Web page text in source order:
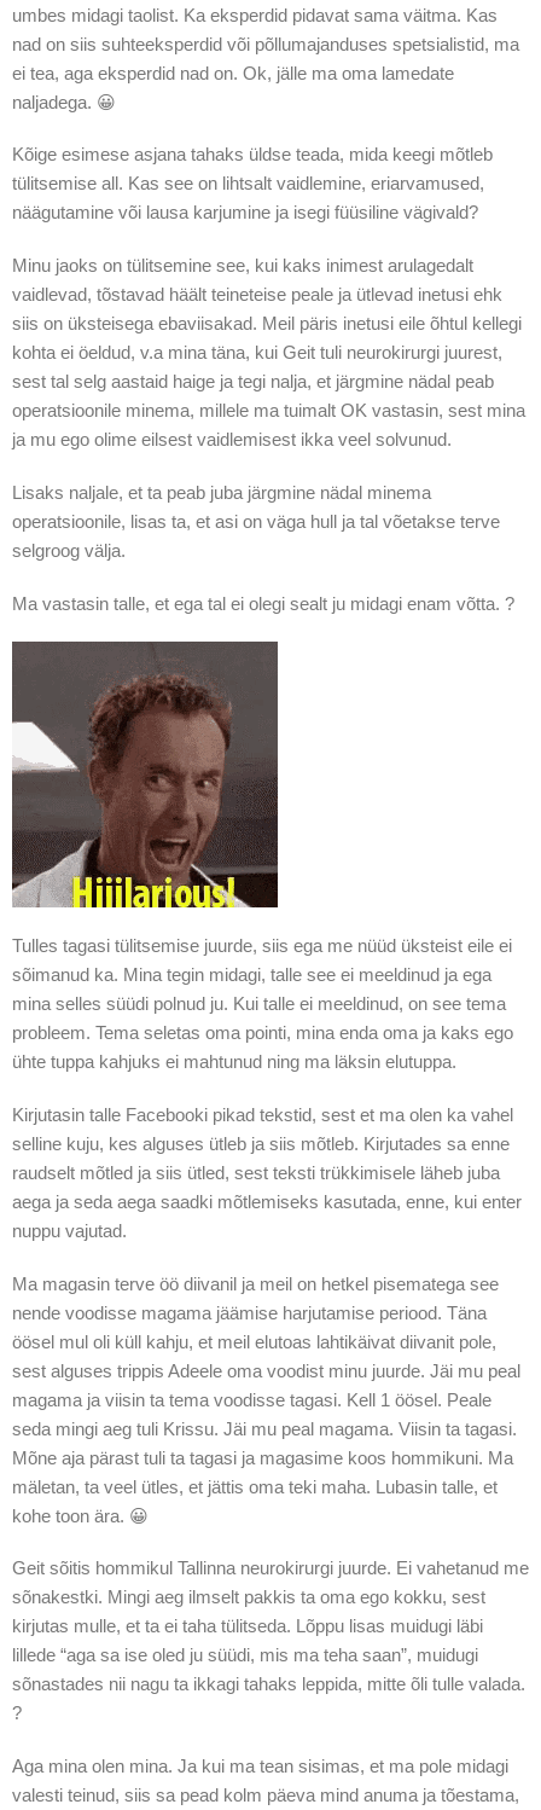
umbes midagi taolist. Ka eksperdid pidavat sama väitma. Kas
nad on siis suhteeksperdid või põllumajanduses spetsialistid, ma
ei tea, aga eksperdid nad on. Ok, jälle ma oma lamedate
naljadega. 😀
Kõige esimese asjana tahaks üldse teada, mida keegi mõtleb
tülitsemise all. Kas see on lihtsalt vaidlemine, eriarvamused,
näägutamine või lausa karjumine ja isegi füüsiline vägivald?
Minu jaoks on tülitsemine see, kui kaks inimest arulagedalt
vaidlevad, tõstavad häält teineteise peale ja ütlevad inetusi ehk
siis on üksteisega ebaviisakad. Meil päris inetusi eile õhtul kellegi
kohta ei öeldud, v.a mina täna, kui Geit tuli neurokirurgi juurest,
sest tal selg aastaid haige ja tegi nalja, et järgmine nädal peab
operatsioonile minema, millele ma tuimalt OK vastasin, sest mina
ja mu ego olime eilsest vaidlemisest ikka veel solvunud.
Lisaks naljale, et ta peab juba järgmine nädal minema
operatsioonile, lisas ta, et asi on väga hull ja tal võetakse terve
selgroog välja.
Ma vastasin talle, et ega tal ei olegi sealt ju midagi enam võtta. ?
Tulles tagasi tülitsemise juurde, siis ega me nüüd üksteist eile ei
sõimanud ka. Mina tegin midagi, talle see ei meeldinud ja ega
mina selles süüdi polnud ju. Kui talle ei meeldinud, on see tema
probleem. Tema seletas oma pointi, mina enda oma ja kaks ego
ühte tuppa kahjuks ei mahtunud ning ma läksin elutuppa.
Kirjutasin talle Facebooki pikad tekstid, sest et ma olen ka vahel
selline kuju, kes alguses ütleb ja siis mõtleb. Kirjutades sa enne
raudselt mõtled ja siis ütled, sest teksti trükkimisele läheb juba
aega ja seda aega saadki mõtlemiseks kasutada, enne, kui enter
nuppu vajutad.
Ma magasin terve öö diivanil ja meil on hetkel pisematega see
nende voodisse magama jäämise harjutamise periood. Täna
öösel mul oli küll kahju, et meil elutoas lahtikäivat diivanit pole,
sest alguses trippis Adeele oma voodist minu juurde. Jäi mu peal
magama ja viisin ta tema voodisse tagasi. Kell 1 öösel. Peale
seda mingi aeg tuli Krissu. Jäi mu peal magama. Viisin ta tagasi.
Mõne aja pärast tuli ta tagasi ja magasime koos hommikuni. Ma
mäletan, ta veel ütles, et jättis oma teki maha. Lubasin talle, et
kohe toon ära. 😀
Geit sõitis hommikul Tallinna neurokirurgi juurde. Ei vahetanud me
sõnakestki. Mingi aeg ilmselt pakkis ta oma ego kokku, sest
kirjutas mulle, et ta ei taha tülitseda. Lõppu lisas muidugi läbi
lillede “aga sa ise oled ju süüdi, mis ma teha saan”, muidugi
sõnastades nii nagu ta ikkagi tahaks leppida, mitte õli tulle valada.
?
Aga mina olen mina. Ja kui ma tean sisimas, et ma pole midagi
valesti teinud, siis sa pead kolm päeva mind anuma ja tõestama,